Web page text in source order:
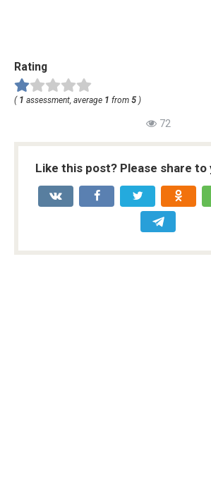
Rating
( 1 assessment, average 1 from 5 )
72
Like this post? Please share